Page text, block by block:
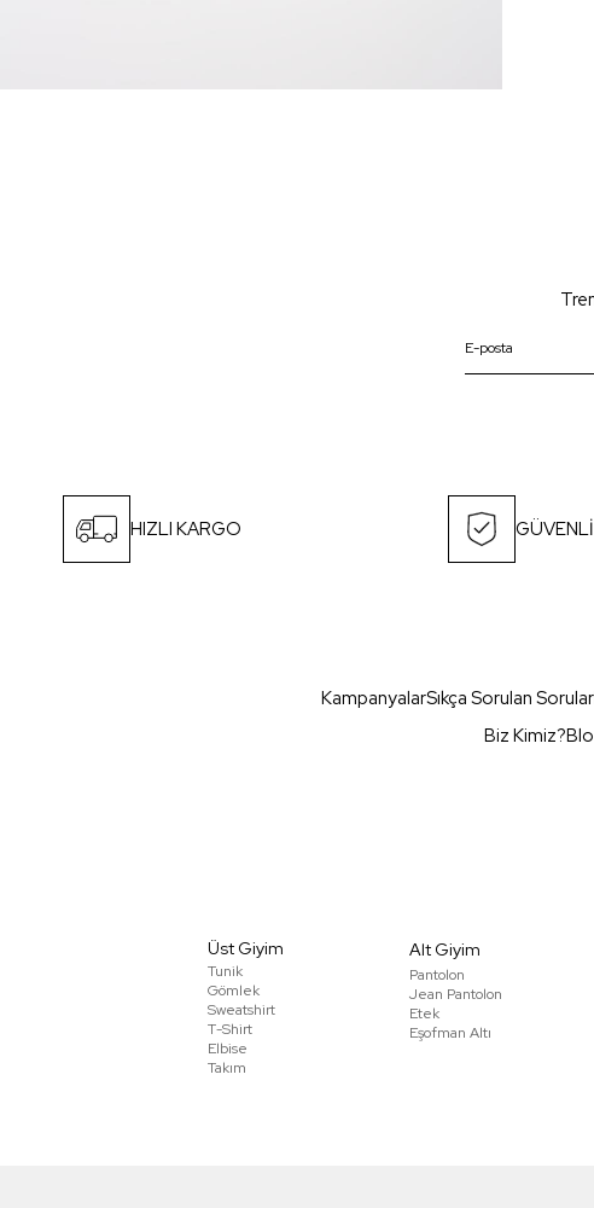
HIZLI KARGO
KampanyalarSıkça Sorulan Sorular
Biz Kimiz?
Üst Giyim
Tunik
Gömlek
Sweatshirt
T-Shirt
Elbise
Takım
Alt Giyim
Pantolon
Jean Pantolon
Etek
Eşofman Altı